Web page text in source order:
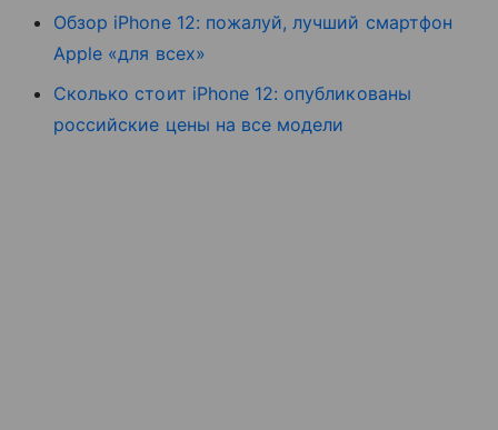
Обзор iPhone 12: пожалуй, лучший смартфон
Apple «для всех»
Сколько стоит iPhone 12: опубликованы
российские цены на все модели